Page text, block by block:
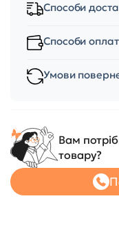
Способи
Способи
Умови
Вам
товару?